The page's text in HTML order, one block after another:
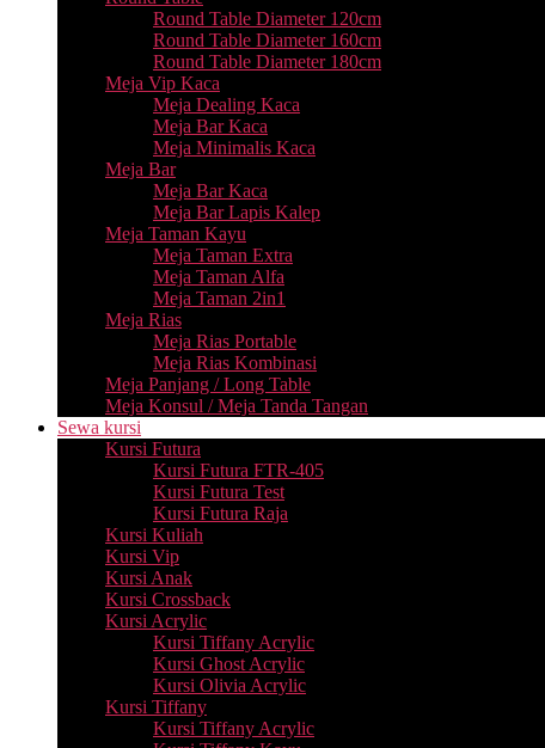
Round Table Diameter 120cm
Round Table Diameter 160cm
Round Table Diameter 180cm
Meja Vip Kaca
Meja Dealing Kaca
Meja Bar Kaca
Meja Minimalis Kaca
Meja Bar
Meja Bar Kaca
Meja Bar Lapis Kalep
Meja Taman Kayu
Meja Taman Extra
Meja Taman Alfa
Meja Taman 2in1
Meja Rias
Meja Rias Portable
Meja Rias Kombinasi
Meja Panjang / Long Table
Meja Konsul / Meja Tanda Tangan
Sewa kursi
Kursi Futura
Kursi Futura FTR-405
Kursi Futura Test
Kursi Futura Raja
Kursi Kuliah
Kursi Vip
Kursi Anak
Kursi Crossback
Kursi Acrylic
Kursi Tiffany Acrylic
Kursi Ghost Acrylic
Kursi Olivia Acrylic
Kursi Tiffany
Kursi Tiffany Acrylic